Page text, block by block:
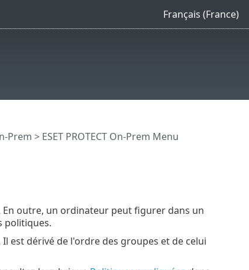
Français (France)
Prem > ESET PROTECT On-Prem Menu
outre, un ordinateur peut figurer dans un
politiques.
est dérivé de l'ordre des groupes et de celui